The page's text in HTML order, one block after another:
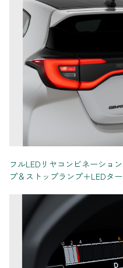
フルLEDリヤコンビネーショ
プ＆ストップランプ＋LEDター